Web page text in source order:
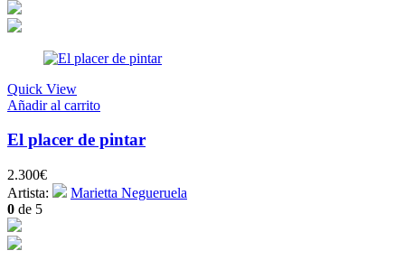
Quick View
Añadir al carrito
El placer de pintar
2.300€
Artista:
Marietta Negueruela
0 de 5